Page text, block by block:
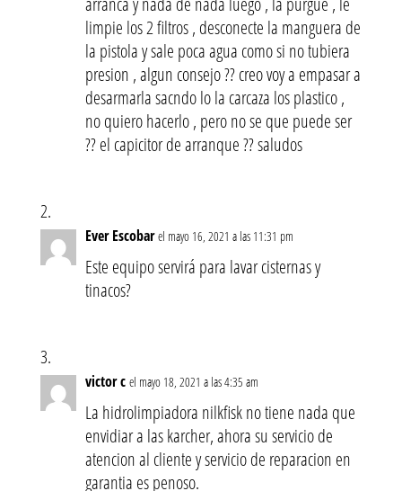
limpie los 2 filtros , desconecte la manguera de
la pistola y sale poca agua como si no tubiera
presion , algun consejo ?? creo voy a empasar a
desarmarla sacndo lo la carcaza los plastico ,
no quiero hacerlo , pero no se que puede ser
?? el capicitor de arranque ?? saludos
Ever Escobar el mayo 16, 2021 a las 11:31 pm
Este equipo servirá para lavar cisternas y
tinacos?
victor c el mayo 18, 2021 a las 4:35 am
La hidrolimpiadora nilkfisk no tiene nada que
envidiar a las karcher, ahora su servicio de
atencion al cliente y servicio de reparacion en
garantia es penoso.